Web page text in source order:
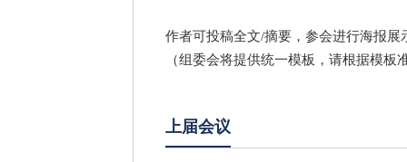
作者可投稿全文/摘要，参会进行海报
（组委会将提供统一模板，请根据模板
上届会议